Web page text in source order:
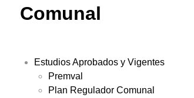
Comunal
Estudios Aprobados y Vigentes
Premval
Plan Regulador Comunal